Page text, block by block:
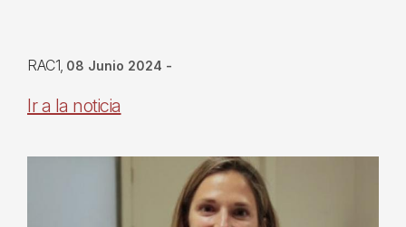
RAC1 08 Junio 2024 -
Ir a la noticia